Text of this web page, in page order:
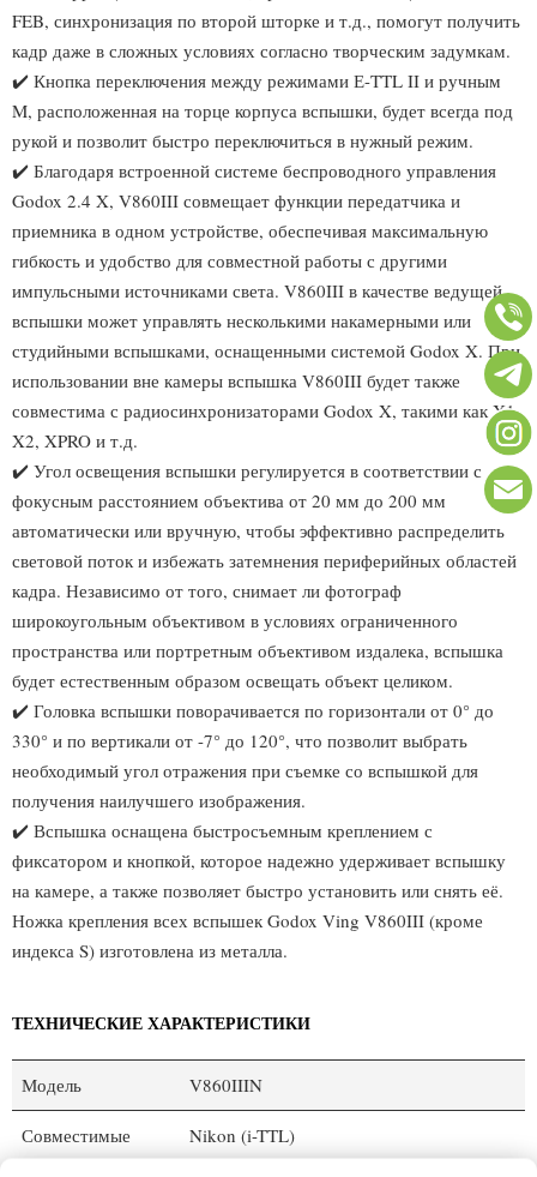
FEB, синхронизация по второй шторке и т.д., помогут получить
кадр даже в сложных условиях согласно творческим задумкам.
✔️ Кнопка переключения между режимами Е-TTL II и ручным
M, расположенная на торце корпуса вспышки, будет всегда под
рукой и позволит быстро переключиться в нужный режим.
✔️ Благодаря встроенной системе беспроводного управления
Godox 2.4 X, V860III совмещает функции передатчика и
приемника в одном устройстве, обеспечивая максимальную
гибкость и удобство для совместной работы с другими
импульсными источниками света. V860III в качестве ведущей
вспышки может управлять несколькими накамерными или
студийными вспышками, оснащенными системой Godox X. При
использовании вне камеры вспышка V860III будет также
совместима с радиосинхронизаторами Godox X, такими как X1,
X2, XPRO и т.д.
✔️ Угол освещения вспышки регулируется в соответствии с
фокусным расстоянием объектива от 20 мм до 200 мм
автоматически или вручную, чтобы эффективно распределить
световой поток и избежать затемнения периферийных областей
кадра. Независимо от того, снимает ли фотограф
широкоугольным объективом в условиях ограниченного
пространства или портретным объективом издалека, вспышка
будет естественным образом освещать объект целиком.
✔️ Головка вспышки поворачивается по горизонтали от 0° до
330° и по вертикали от -7° до 120°, что позволит выбрать
необходимый угол отражения при съемке со вспышкой для
получения наилучшего изображения.
✔️ Вспышка оснащена быстросъемным креплением с
фиксатором и кнопкой, которое надежно удерживает вспышку
на камере, а также позволяет быстро установить или снять её.
Ножка крепления всех вспышек Godox Ving V860III (кроме
индекса S) изготовлена из металла.
ТЕХНИЧЕСКИЕ ХАРАКТЕРИСТИКИ
Модель V860IIIN
Совместимые
камеры
Nikon (i-TTL)